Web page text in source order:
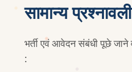
सामान्य प्रश्नावली
भर्ती एवं आवेदन संबंधी पूछे जाने
: